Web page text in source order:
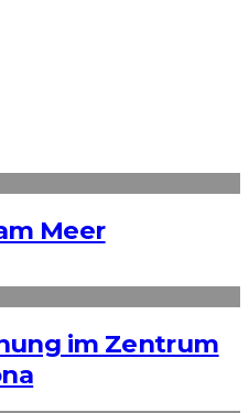
Meer
im Zentrum